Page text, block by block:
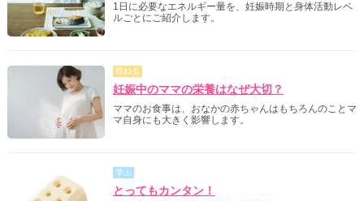
1日に必要なエネルギー量を、妊娠時期と身体活動レベ
ルごとにご紹介します。
尋ねる
妊娠中のママの栄養はなぜ大切？
ママのお食事は、おなかの赤ちゃんはもちろんのことマ
マ自身にも大きく影響します。
学ぶ
とってもカンタン！